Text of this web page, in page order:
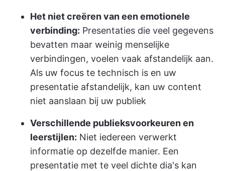
Het niet creëren van een emotionele
verbinding: Presentaties die veel gegevens
bevatten maar weinig menselijke
verbindingen, voelen vaak afstandelijk aan.
Als uw focus te technisch is en uw
presentatie afstandelijk, kan uw content
niet aanslaan bij uw publiek
Verschillende publieksvoorkeuren en
leerstijlen: Niet iedereen verwerkt
informatie op dezelfde manier. Een
presentatie met te veel dichte dia's kan